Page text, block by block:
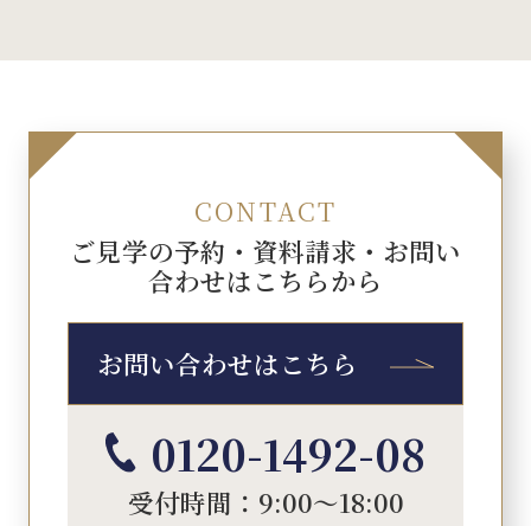
CONTACT
ご見学の予約・資料請求・お問い
合わせはこちらから
お問い合わせはこちら
0120-1492-08
受付時間：9:00～18:00